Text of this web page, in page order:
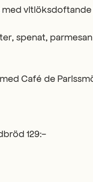
med
spenat,
Café de
129:-